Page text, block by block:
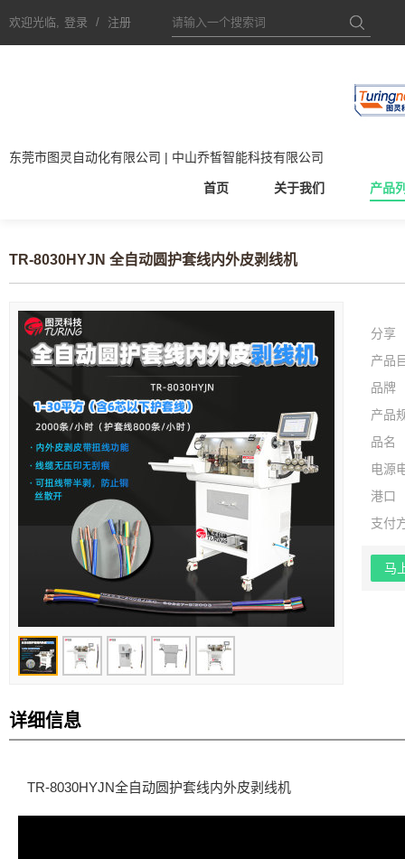
欢迎光临, 登录 / 注册
东莞市图灵自动化有限公司 | 中山乔皙智能科技有限公司
首页 关于我们 产品
TR-8030HYJN 全自动圆护套线内外皮剥线机
分享
产品
品牌
产品
品名
电源
港口
支付
马
详细信息
TR-8030HYJN全自动圆护套线内外皮剥线机